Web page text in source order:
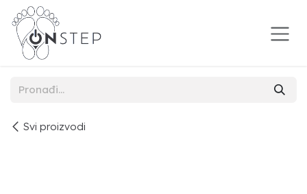
Preskoči na sadržaj
Svi proizvodi